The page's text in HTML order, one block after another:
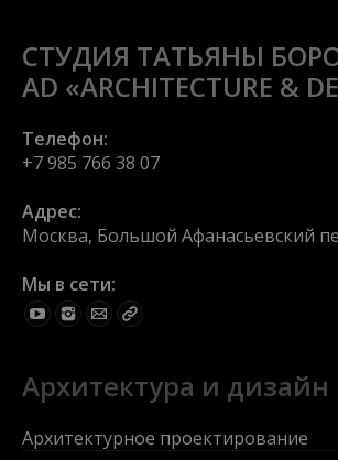
СТУДИЯ ТАТЬЯНЫ
AD «ARCHITECTURE &
Телефон:
+7 985 766 38 07
Адрес:
Москва, Большой Афанасьевский
Мы в сети:
Find us on:
Архитектура и дизайн
Архитектурное проектирование